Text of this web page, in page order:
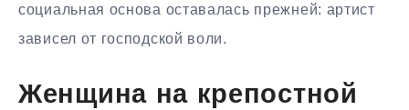
социальная основа оставалась прежней: артист
зависел от господской воли.
Женщина на крепостной